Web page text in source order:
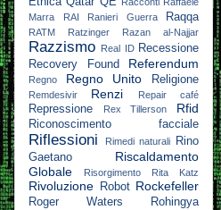
Marra
RAI Ranieri Guerra Raqqa
RATM Ratzinger Razan al-Najjar
Razzismo Real ID Recessione
Recovery Found
Referendum
Regno Regno Unito Religione
Remdesivir Renzi Repair café
Repressione Rex Tillerson Rfid
Riconoscimento facciale
Riflessioni Rimedi naturali
Rino
Gaetano
Riscaldamento
Globale
Risorgimento Rita Katz
Rivoluzione Robot Rockefeller
Roger Waters
Rohingya